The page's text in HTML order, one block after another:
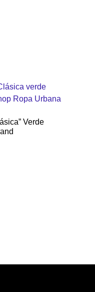
Verde